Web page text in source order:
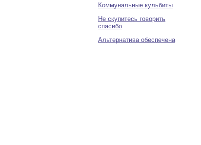
Коммунальные кульбиты
Не скупитесь говорить
спасибо
Альтернатива обеспечена